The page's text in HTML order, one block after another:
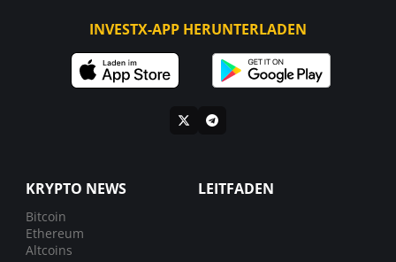
INVESTX-APP HERUNTERLADEN
KRYPTO NEWS
Bitcoin
Ethereum
Altcoins
LEITFADEN